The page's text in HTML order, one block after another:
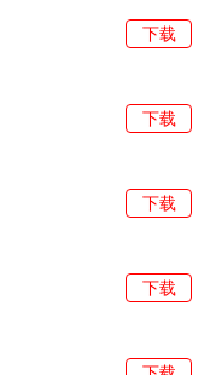
下载
下载
下载
下载